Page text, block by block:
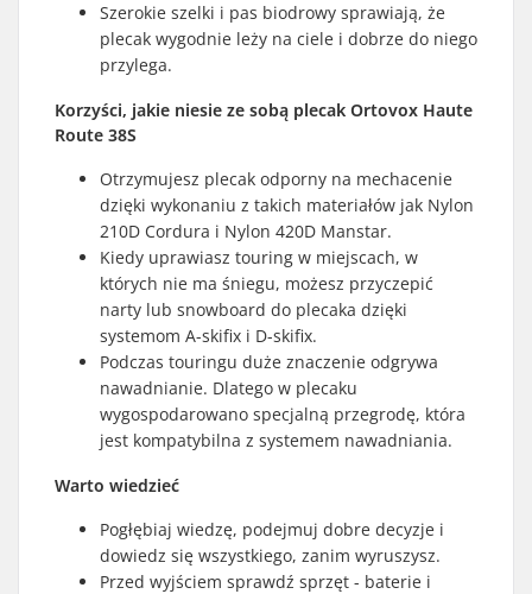
Szerokie szelki i pas biodrowy sprawiają, że
plecak wygodnie leży na ciele i dobrze do niego
przylega.
Korzyści, jakie niesie ze sobą plecak Ortovox Haute
Route 38S
Otrzymujesz plecak odporny na mechacenie
dzięki wykonaniu z takich materiałów jak Nylon
210D Cordura i Nylon 420D Manstar.
Kiedy uprawiasz touring w miejscach, w
których nie ma śniegu, możesz przyczepić
narty lub snowboard do plecaka dzięki
systemom A-skifix i D-skifix.
Podczas touringu duże znaczenie odgrywa
nawadnianie. Dlatego w plecaku
wygospodarowano specjalną przegrodę, która
jest kompatybilna z systemem nawadniania.
Warto wiedzieć
Pogłębiaj wiedzę, podejmuj dobre decyzje i
dowiedz się wszystkiego, zanim wyruszysz.
Przed wyjściem sprawdź sprzęt - baterie i